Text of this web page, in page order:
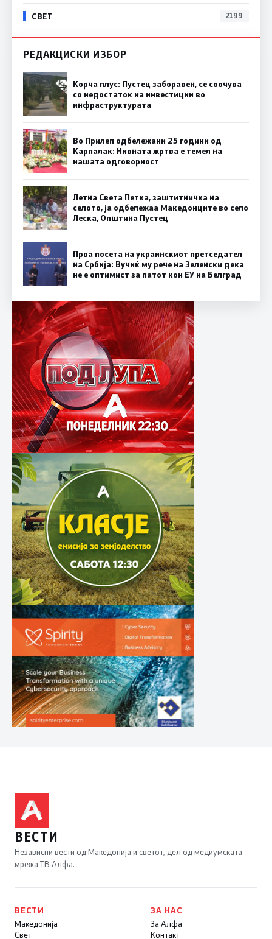
СВЕТ 2199
РЕДАКЦИСКИ ИЗБОР
Корча плус: Пустец заборавен, се соочува
со недостаток на инвестиции во
инфраструктурата
Во Прилеп одбележани 25 години од
Карпалак: Нивната жртва е темел на
нашата одговорност
Летна Света Петка, заштитничка на
селото, ја одбележаа Македонците во село
Леска, Општина Пустец
Прва посета на украинскиот претседател
на Србија: Вучиќ му рече на Зеленски дека
не е оптимист за патот кон ЕУ на Белград
ВЕСТИ
Независни вести од Македонија и светот, дел од медиумската
мрежа ТВ Алфа.
ВЕСТИ
Македонија
Свет
ЗА НАС
За Алфа
Контакт